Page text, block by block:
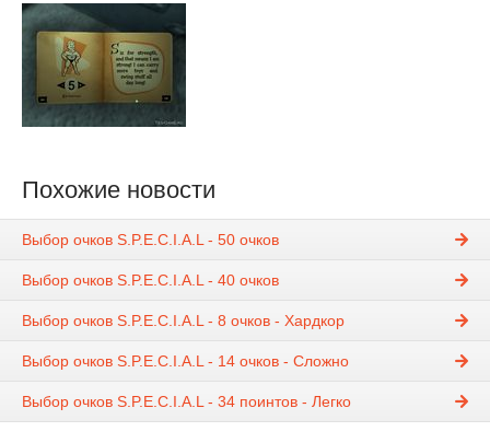
Похожие новости
Выбор очков S.P.E.C.I.A.L - 50 очков
Выбор очков S.P.E.C.I.A.L - 40 очков
Выбор очков S.P.E.C.I.A.L - 8 очков - Хардкор
Выбор очков S.P.E.C.I.A.L - 14 очков - Сложно
Выбор очков S.P.E.C.I.A.L - 34 поинтов - Легко